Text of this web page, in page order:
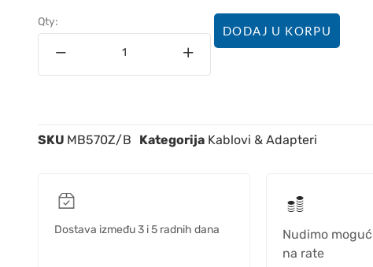
Qty:
DODAJ U KORPU
SKU MB570Z/B Kategorija Kablovi & Adapteri
Dostava između 3 i 5 radnih dana
Nudimo
na rate